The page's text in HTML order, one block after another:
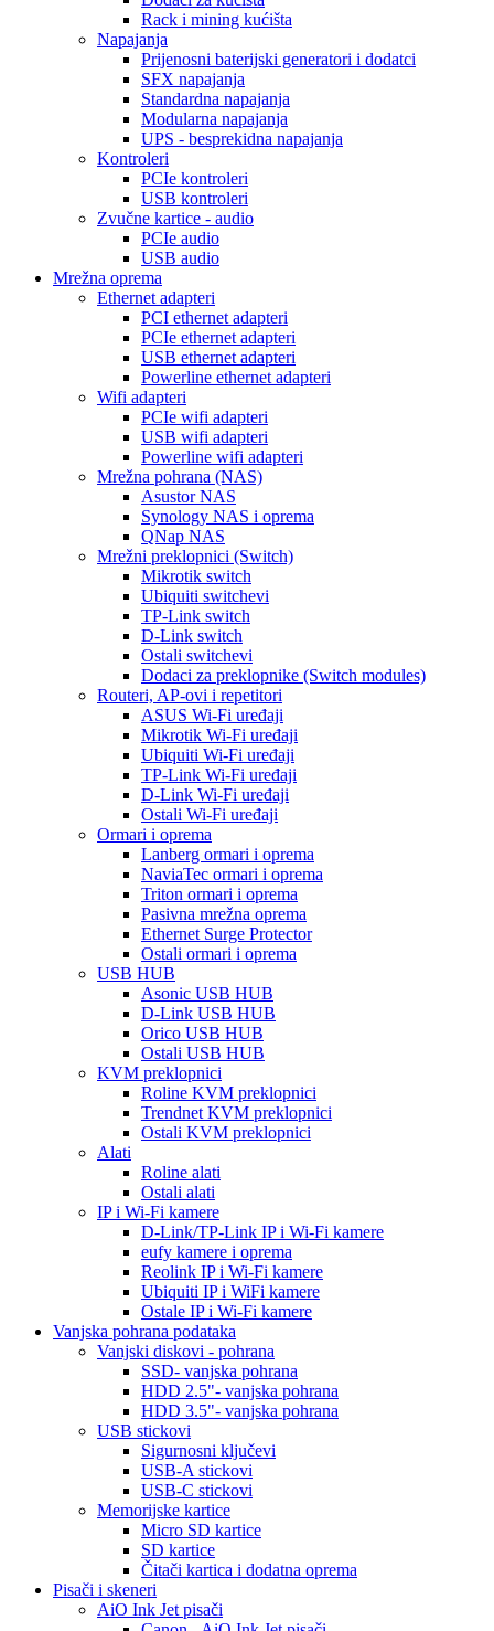
Rack i mining kućišta
Napajanja
Prijenosni baterijski generatori i dodatci
SFX napajanja
Standardna napajanja
Modularna napajanja
UPS - besprekidna napajanja
Kontroleri
PCIe kontroleri
USB kontroleri
Zvučne kartice - audio
PCIe audio
USB audio
Mrežna oprema
Ethernet adapteri
PCI ethernet adapteri
PCIe ethernet adapteri
USB ethernet adapteri
Powerline ethernet adapteri
Wifi adapteri
PCIe wifi adapteri
USB wifi adapteri
Powerline wifi adapteri
Mrežna pohrana (NAS)
Asustor NAS
Synology NAS i oprema
QNap NAS
Mrežni preklopnici (Switch)
Mikrotik switch
Ubiquiti switchevi
TP-Link switch
D-Link switch
Ostali switchevi
Dodaci za preklopnike (Switch modules)
Routeri, AP-ovi i repetitori
ASUS Wi-Fi uređaji
Mikrotik Wi-Fi uređaji
Ubiquiti Wi-Fi uređaji
TP-Link Wi-Fi uređaji
D-Link Wi-Fi uređaji
Ostali Wi-Fi uređaji
Ormari i oprema
Lanberg ormari i oprema
NaviaTec ormari i oprema
Triton ormari i oprema
Pasivna mrežna oprema
Ethernet Surge Protector
Ostali ormari i oprema
USB HUB
Asonic USB HUB
D-Link USB HUB
Orico USB HUB
Ostali USB HUB
KVM preklopnici
Roline KVM preklopnici
Trendnet KVM preklopnici
Ostali KVM preklopnici
Alati
Roline alati
Ostali alati
IP i Wi-Fi kamere
D-Link/TP-Link IP i Wi-Fi kamere
eufy kamere i oprema
Reolink IP i Wi-Fi kamere
Ubiquiti IP i WiFi kamere
Ostale IP i Wi-Fi kamere
Vanjska pohrana podataka
Vanjski diskovi - pohrana
SSD- vanjska pohrana
HDD 2.5"- vanjska pohrana
HDD 3.5"- vanjska pohrana
USB stickovi
Sigurnosni ključevi
USB-A stickovi
USB-C stickovi
Memorijske kartice
Micro SD kartice
SD kartice
Čitači kartica i dodatna oprema
Pisači i skeneri
AiO Ink Jet pisači